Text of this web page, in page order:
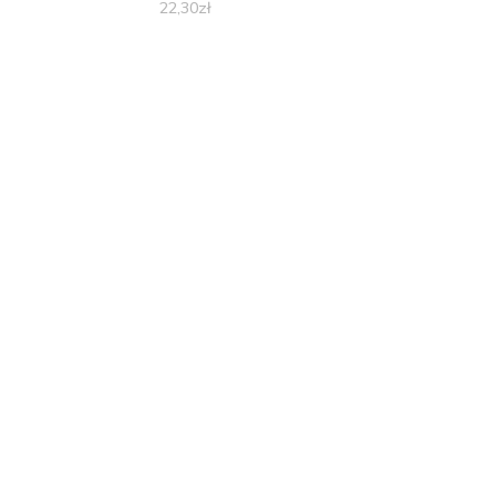
22,30zł